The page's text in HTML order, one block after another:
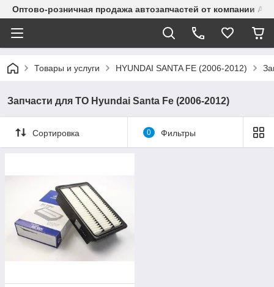
Оптово-розничная продажа автозапчастей от компании
Товары и услуги HYUNDAI SANTA FE (2006-2012)
Запчасти для ТО Hyundai Santa Fe (2006-2012)
Сортировка 0 Фильтры